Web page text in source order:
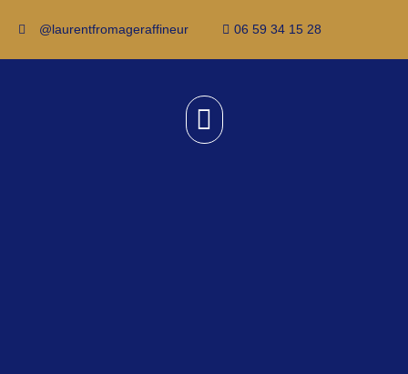
@laurentfromageraffineur 06 59 34 15 28